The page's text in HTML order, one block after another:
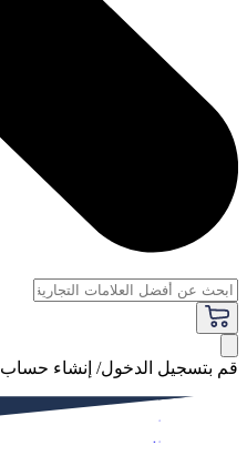
قم بتسجيل الدخول/ إنشاء حساب
فاخر
النساء
الرجال